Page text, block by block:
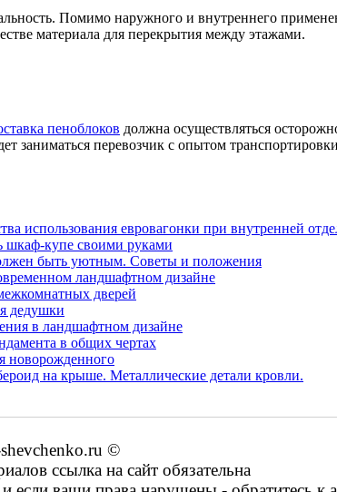
Помимо наружного и внутреннего
материала для перекрытия между этажами.
пеноблоков должна осуществляться
заниматься перевозчик с опытом
использования евровагонки при внутренней
шкаф-купе своими руками
быть уютным. Советы и положения
ландшафтном дизайне
дверей
дедушки
в ландшафтном дизайне
в общих чертах
новорожденного
на крыше. Металлические детали кровли.
©
ссылка на сайт обязательна